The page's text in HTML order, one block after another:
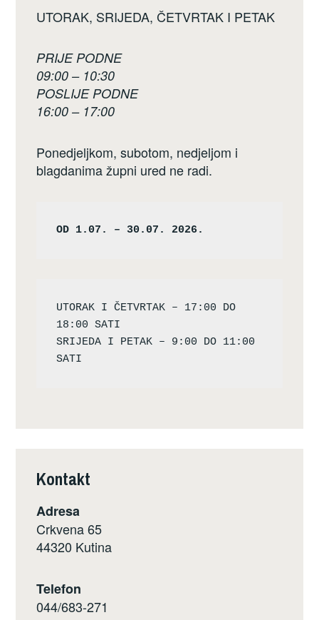
UTORAK, SRIJEDA, ČETVRTAK I PETAK
PRIJE PODNE
09:00 – 10:30
POSLIJE PODNE
16:00 – 17:00
Ponedjeljkom, subotom, nedjeljom i
blagdanima župni ured ne radi.
OD 1.07. – 30.07. 2026.
UTORAK I ČETVRTAK – 17:00 DO
18:00 SATI
SRIJEDA I PETAK – 9:00 DO 11:00
Kontakt
Adresa
Crkvena 65
44320 Kutina
Telefon
044/683-271